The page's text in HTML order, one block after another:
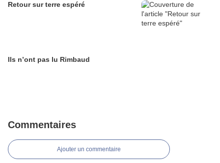
Retour sur terre espéré
Ils n’ont pas lu Rimbaud
Commentaires
Ajouter un commentaire